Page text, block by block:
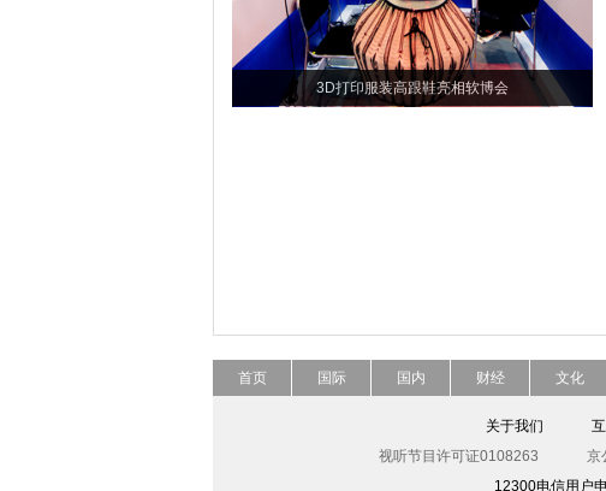
3D打印服装高跟鞋亮相软博会
首页 国际 国内 财经 文化
关于我们
视听节目许可证0108263
京
12300电信用户